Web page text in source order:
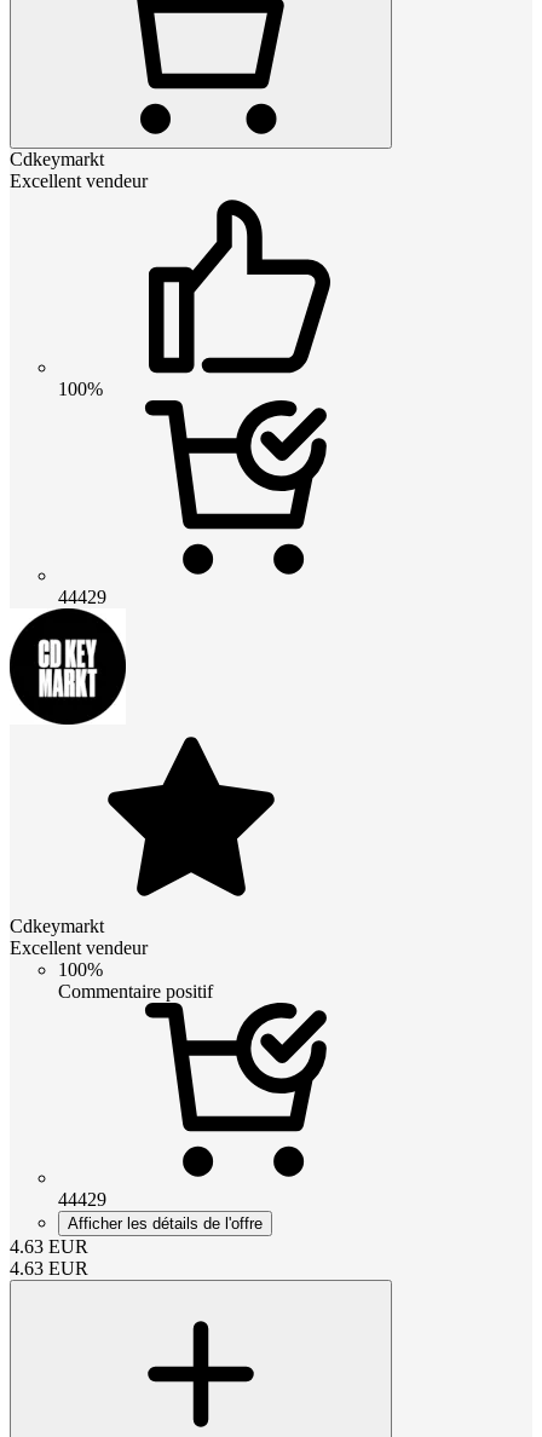
Cdkeymarkt
Excellent vendeur
100%
44429
Cdkeymarkt
Excellent vendeur
100%
Commentaire positif
44429
Afficher les détails de l'offre
4.63 EUR
4.63 EUR